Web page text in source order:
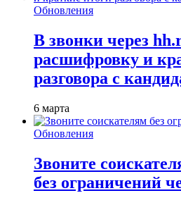
Обновления
В звонки через
расшифровку и
разговора с
6 марта
Обновления
Звоните
без ограничений